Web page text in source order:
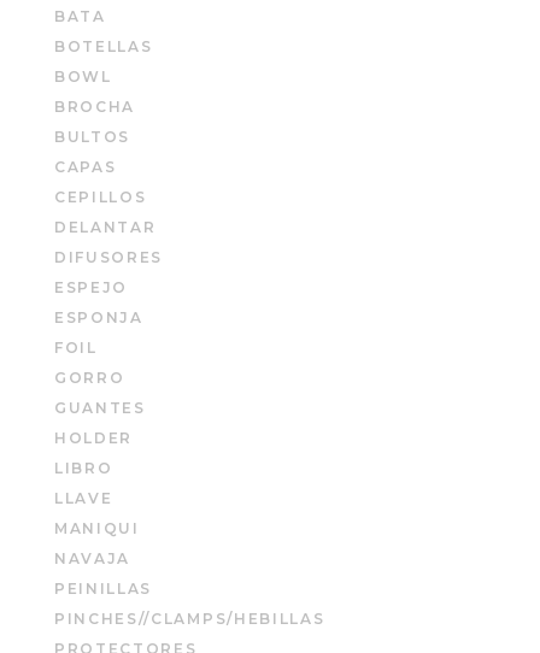
BATA
BOTELLAS
BOWL
BROCHA
BULTOS
CAPAS
CEPILLOS
DELANTAR
DIFUSORES
ESPEJO
ESPONJA
FOIL
GORRO
GUANTES
HOLDER
LIBRO
LLAVE
MANIQUI
NAVAJA
PEINILLAS
PINCHES//CLAMPS/HEBILLAS
PROTECTORES